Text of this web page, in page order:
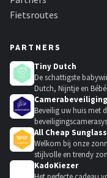
Fietsroutes
PARTNERS
Tiny Dutch
De schattigste
Dutch, Nijntje en
Beveilig uw huis met
All Cheap
Welkom bij onze
stijlvolle en trendy
KadoKiezer